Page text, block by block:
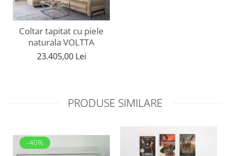
Coltar tapitat cu piele
naturala VOLTTA
23.405,00 Lei
PRODUSE SIMILARE
-40%